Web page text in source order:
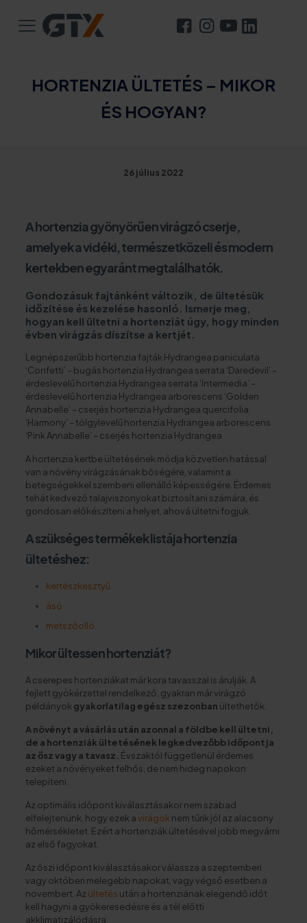
HORTENZIA ÜLTETÉS – MIKOR
ÉS HOGYAN?
26 július 2022
A hortenzia gyönyörűen virágzó cserje,
amelyek a vidéki, természetközeli és modern
kertekben egyaránt megtalálhatók.
Gondozásuk fajtánként változik, de ültetésük
időzítése és kezelése hasonló. Ismerje meg,
hogyan kell ültetni a hortenziát úgy, hogy minden
évben virágzás díszítse a kertjét.
Legnépszerűbb hortenzia fajták Hydrangea paniculata
‘Confetti’ – bugás hortenzia Hydrangea serrata ‘Daredevil’ –
érdeslevelű hortenzia Hydrangea serrata ‘Intermedia’ –
érdeslevelű hortenzia Hydrangea arborescens ‘Golden
Annabelle’ – cserjés hortenzia Hydrangea quercifolia
‘Harmony’ – tölgylevelű hortenzia Hydrangea arborescens
‘Pink Annabelle’ – cserjés hortenzia Hydrangea
A hortenzia kertbe ültetésének módja közvetlen hatással
van a növény virágzásának bőségére, valamint a
betegségekkel szembeni ellenálló képességére. Érdemes
tehát kedvező talajviszonyokat biztosítani számára, és
gondosan előkészíteni a helyet, ahová ültetni fogjuk.
A szükséges termékek listája hortenzia
ültetéshez:
kertészkesztyű
ásó
metszőolló
Mikor ültessen hortenziát?
A cserepes hortenziákat már kora tavasszal is árulják. A
fejlett gyökérzettel rendelkező, gyakran már virágzó
példányok gyakorlatilag egész szezonban ültethetők.
A növényt a vásárlás után azonnal a földbe kell ültetni,
de a hortenziák ültetésének legkedvezőbb időpontja
az ősz vagy a tavasz. Évszaktól függetlenül érdemes
ezeket a növényeket felhős, de nem hideg napokon
telepíteni.
Az optimális időpont kiválasztásakor nem szabad
elfelejtenünk, hogy ezek avirágok nem tűrik jól az alacsony
hőmérsékletet. Ezért a hortenziák ültetésével jobb megvárni
az első fagyokat.
Az őszi időpont kiválasztásakor válassza a szeptemberi
vagy októberi melegebb napokat, vagy végső esetben a
novembert. Az ültetés után a hortenziának elegendő időt
kell hagyni a gyökeresedésre és a tél előtti
akklimatizálódásra.